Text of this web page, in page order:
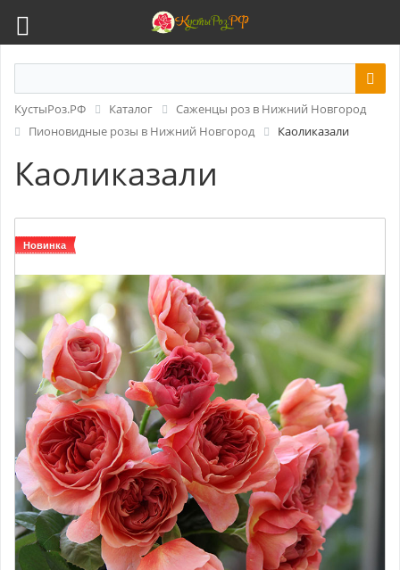
КустыРоз.РФ Каталог
Саженцы роз в Нижний Новгород
Пионовидные розы в Нижний Новгород
Каоликазали
Каоликазали
Новинка